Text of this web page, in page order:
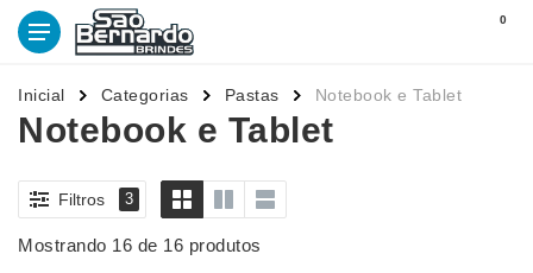
0
Inicial Categorias Pastas Notebook e Tablet
Notebook e Tablet
Filtros 3
Mostrando 16 de 16 produtos